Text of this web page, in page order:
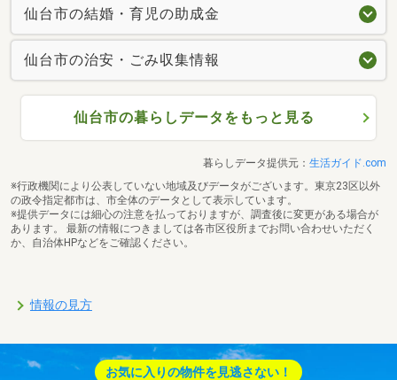
仙台市の結婚・育児の助成金
仙台市の治安・ごみ収集情報
仙台市の暮らしデータをもっと見る
暮らしデータ提供元： 生活ガイド.com
※行政機関により公表していない地域及びデータがございます。東京23区以外
の政令指定都市は、市全体のデータとして表示しています。
※提供データには細心の注意を払っておりますが、調査後に変更がある場合が
あります。 最新の情報につきましては各市区役所までお問い合わせいただく
か、自治体HPなどをご確認ください。
情報の見方
お気に入りの物件を見逃さない！